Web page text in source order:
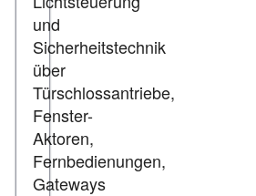
und
Sicherheitstechnik
über
Türschlossantriebe,
Fenster-
Aktoren,
Fernbedienungen,
Gateways